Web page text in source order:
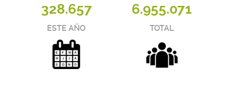
328.657
ESTE AÑO
6.955.071
TOTAL